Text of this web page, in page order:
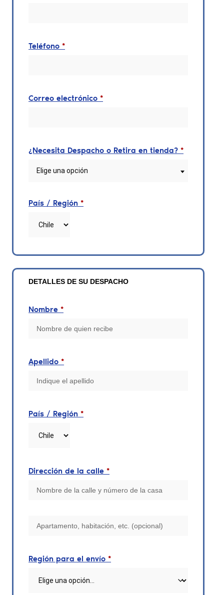
Teléfono *
Correo electrónico *
¿Necesita Despacho o Retira en tienda? *
Elige una opción
País / Región *
DETALLES DE SU DESPACHO
Nombre *
Apellido *
País / Región *
Dirección de la calle *
Región para el envío *